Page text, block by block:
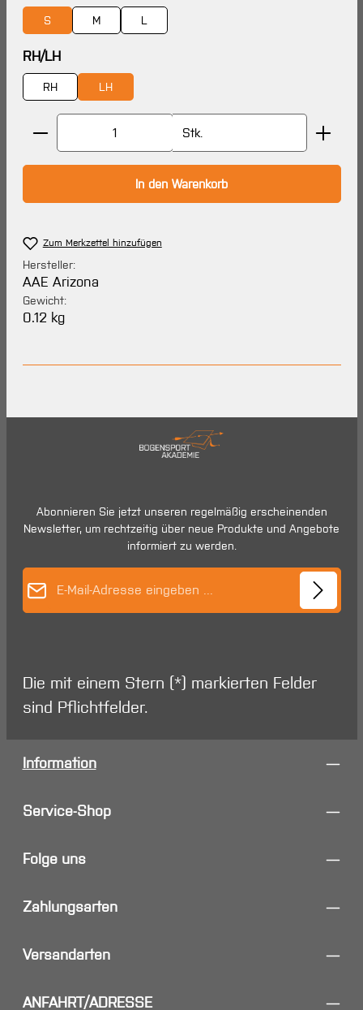
S M L
RH/LHauswählen
RH LH
Produkt Anzahl: Gib den gewünschten Wert ein
Stk.
In den Warenkorb
Zum Merkzettel hinzufügen
Hersteller:
AAE Arizona
Gewicht:
0.12 kg
Abonnieren Sie jetzt unseren regelmäßig erscheinenden
Newsletter, um rechtzeitig über neue Produkte und Angebote
informiert zu werden.
Die mit einem Stern (*) markierten Felder
sind Pflichtfelder.
Information
Service-Shop
Folge uns
Zahlungsarten
Versandarten
ANFAHRT/ADRESSE